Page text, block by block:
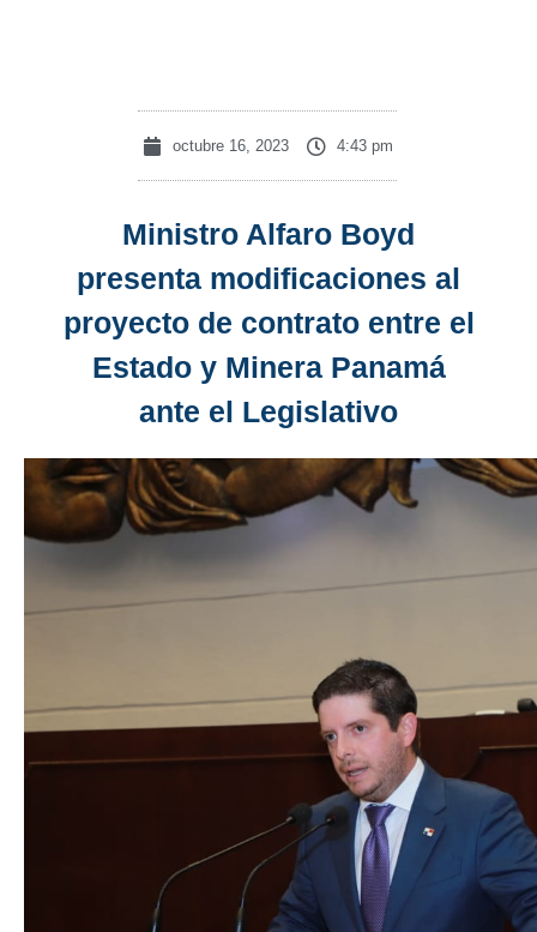
octubre 16, 2023 4:43 pm
Ministro Alfaro Boyd
presenta modificaciones al
proyecto de contrato entre el
Estado y Minera Panamá
ante el Legislativo